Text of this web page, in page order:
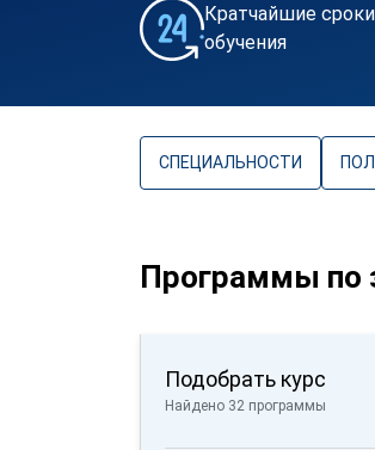
Кратчайшие сроки
обучения
СПЕЦИАЛЬНОСТИ
Программы по
Подобрать курс
Найдено 32 программы